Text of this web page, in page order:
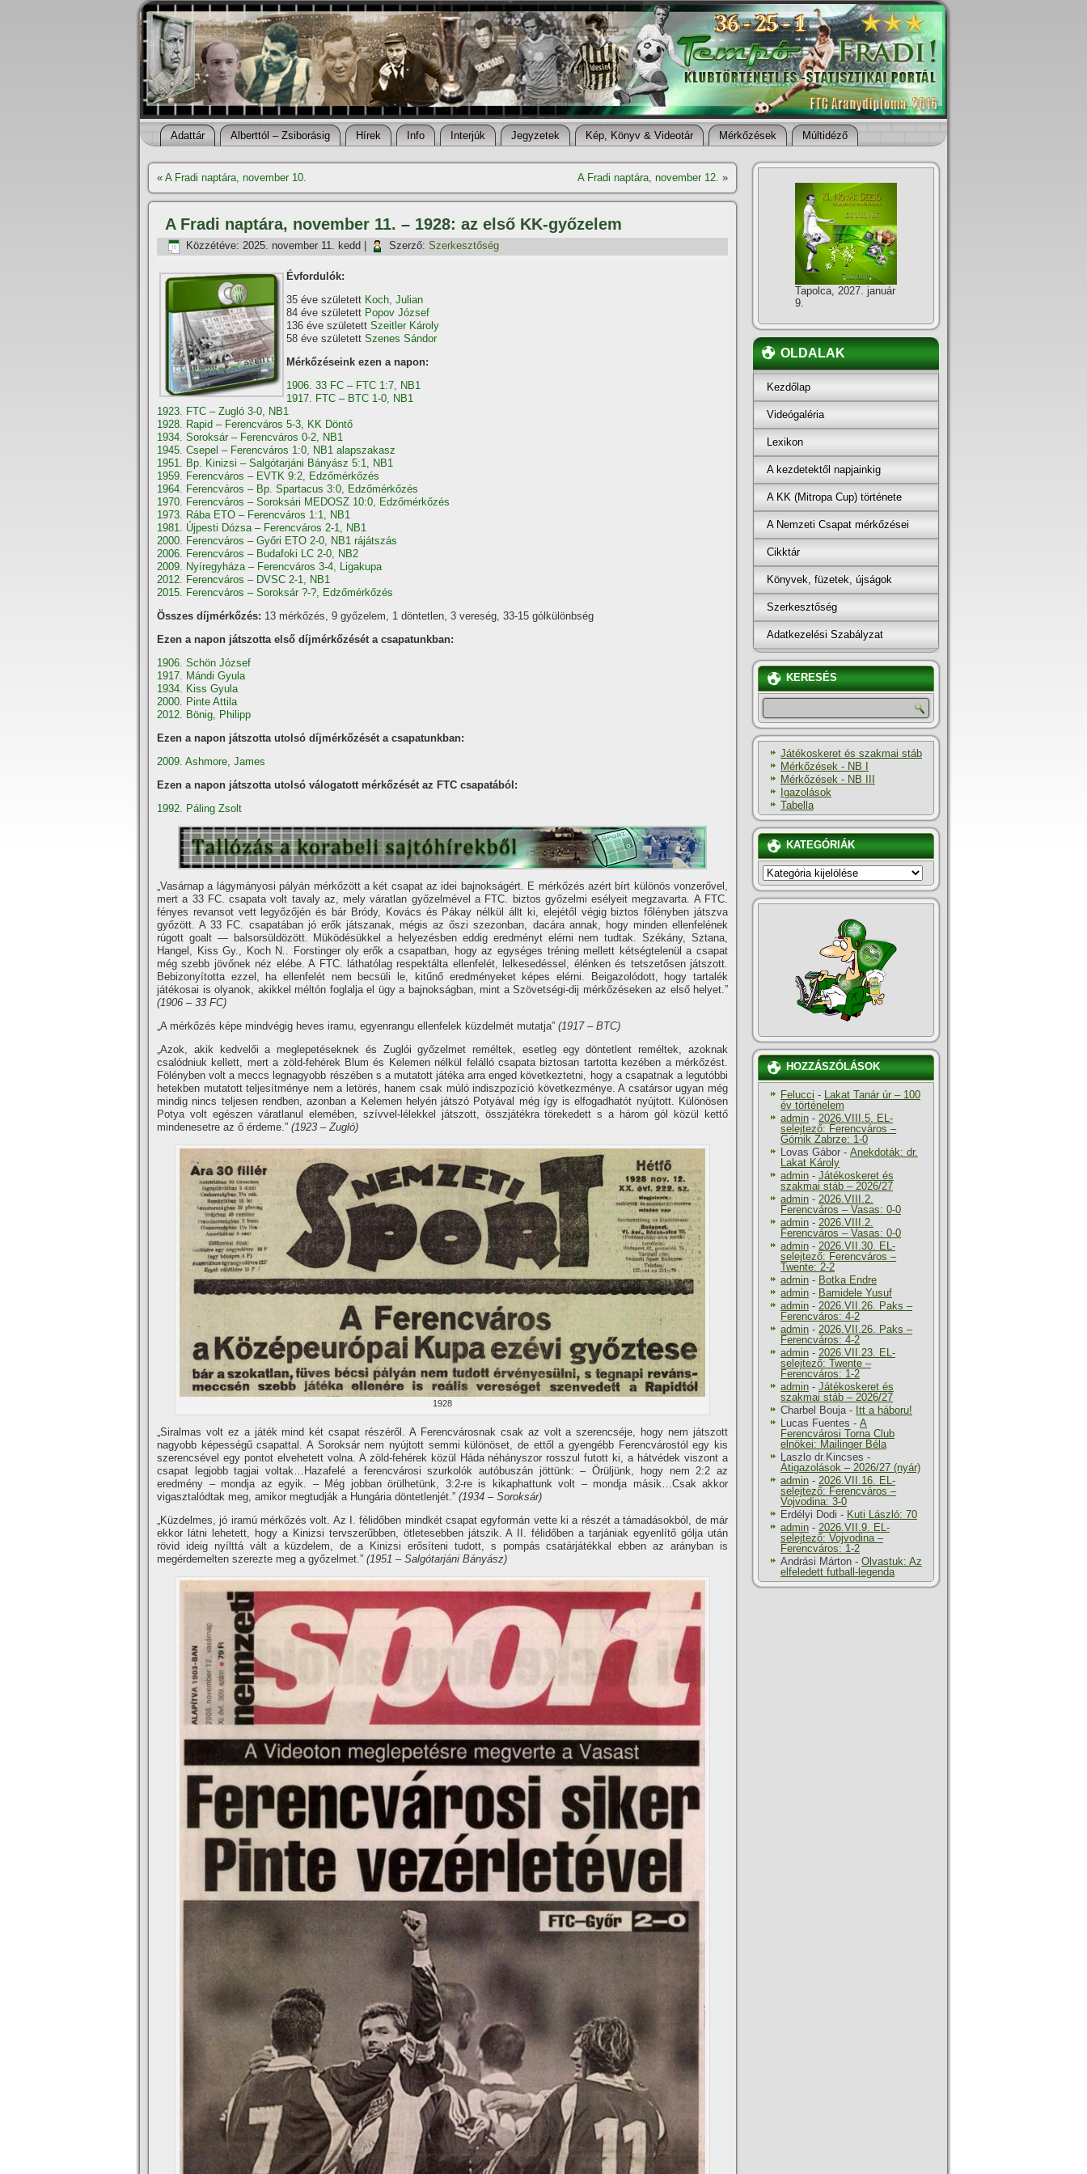
Adattár Alberttól – Zsiborásig Hí­rek Info Interjúk Jegyzetek Kép, Könyv & Videotár Mérkőzések Múltidéző
« A Fradi naptára, november 10. A Fradi naptára, november 12. »
A Fradi naptára, november 11. – 1928: az első KK-győzelem
Közzétéve: 2025. november 11. kedd Szerző: Szerkesztőség
Évfordulók:
35 éve született Koch, Julian
84 éve született Popov József
136 éve született Szeitler Károly
58 éve született Szenes Sándor
Mérkőzéseink ezen a napon:
1906. 33 FC – FTC 1:7, NB1
1917. FTC – BTC 1-0, NB1
1923. FTC – Zugló 3-0, NB1
1928. Rapid – Ferencváros 5-3, KK Döntő
1934. Soroksár – Ferencváros 0-2, NB1
1945. Csepel – Ferencváros 1:0, NB1 alapszakasz
1951. Bp. Kinizsi – Salgótarjáni Bányász 5:1, NB1
1959. Ferencváros – EVTK 9:2, Edzőmérkőzés
1964. Ferencváros – Bp. Spartacus 3:0, Edzőmérkőzés
1970. Ferencváros – Soroksári MEDOSZ 10:0, Edzőmérkőzés
1973. Rába ETO – Ferencváros 1:1, NB1
1981. Újpesti Dózsa – Ferencváros 2-1, NB1
2000. Ferencváros – Győri ETO 2-0, NB1 rájátszás
2006. Ferencváros – Budafoki LC 2-0, NB2
2009. Nyíregyháza – Ferencváros 3-4, Ligakupa
2012. Ferencváros – DVSC 2-1, NB1
2015. Ferencváros – Soroksár ?-?, Edzőmérkőzés
Összes díjmérkőzés: 13 mérkőzés, 9 győzelem, 1 döntetlen, 3 vereség, 33-15 gólkülönbség
Ezen a napon játszotta első díjmérkőzését a csapatunkban:
1906. Schön József
1917. Mándi Gyula
1934. Kiss Gyula
2000. Pinte Attila
2012. Bönig, Philipp
Ezen a napon játszotta utolsó díjmérkőzését a csapatunkban:
2009. Ashmore, James
Ezen a napon játszotta utolsó válogatott mérkőzését az FTC csapatából:
1992. Páling Zsolt
„Vasárnap a lágymányosi pályán mérkőzött a két csapat az idei bajnokságért. E mérkőzés azért bí­rt különös vonzerővel,
mert a 33 FC. csapata volt tavaly az, mely váratlan győzelmével a FTC. biztos győzelmi esélyeit megzavarta. A FTC.
fényes revansot vett legyőzőjén és bár Bródy, Kovács és Pákay nélkül állt ki, elejétől végig biztos főlényben játszva
győzött. A 33 FC. csapatában jó erők játszanak, mégis az őszi szezonban, dacára annak, hogy minden ellenfelének
rúgott goalt — balsorsüldözött. Müködésükkel a helyezésben eddig eredményt elérni nem tudtak. Székány, Sztana,
Hangel, Kiss Gy., Koch N.. Forstinger oly erők a csapatban, hogy az egységes tréning mellett kétségtelenül a csapat
még szebb jövőnek néz elébe. A FTC. láthatólag respektálta ellenfelét, lelkesedéssel, élénken és tetszetősen játszott.
Bebizonyí­totta ezzel, ha ellenfelét nem becsüli le, kitűnő eredményeket képes elérni. Beigazolódott, hogy tartalék
játékosai is olyanok, akikkel méltón foglalja el ügy a bajnokságban, mint a Szövetségi-dij mérkőzéseken az első helyet.”
(1906 – 33 FC)
„A mérkőzés képe mindvégig heves iramu, egyenrangu ellenfelek küzdelmét mutatja” (1917 – BTC)
„Azok, akik kedvelői a meglepetéseknek és Zuglói győzelmet reméltek, esetleg egy döntetlent reméltek, azoknak
csalódniuk kellett, mert a zöld-fehérek Blum és Kelemen nélkül felálló csapata biztosan tartotta kezében a mérkőzést.
Fölényben volt a meccs legnagyobb részében s a mutatott játéka arra enged következtetni, hogy a csapatnak a legutóbbi
hetekben mutatott teljesí­tménye nem a letörés, hanem csak múló indiszpozí­ció következménye. A csatársor ugyan még
mindig nincs teljesen rendben, azonban a Kelemen helyén játszó Potyával még í­gy is elfogadhatót nyújtott. Különösen
Potya volt egészen váratlanul elemében, szí­vvel-lélekkel játszott, összjátékra törekedett s a három gól közül kettő
mindenesetre az ő érdeme.” (1923 – Zugló)
1928
„Siralmas volt ez a játék mind két csapat részéről. A Ferencvárosnak csak az volt a szerencséje, hogy nem játszott
nagyobb képességű csapattal. A Soroksár nem nyújtott semmi különöset, de ettől a gyengébb Ferencvárostól egy kis
szerencsével egy pontot elvehetett volna. A zöld-fehérek közül Háda néhányszor rosszul futott ki, a hátvédek viszont a
csapat legjobb tagjai voltak…Hazafelé a ferencvárosi szurkolók autóbuszán jöttünk: – Örüljünk, hogy nem 2:2 az
eredmény – mondja az egyik. – Még jobban örülhetünk, 3:2-re is kikaphattunk volt – mondja másik…Csak akkor
vigasztalódtak meg, amikor megtudják a Hungária döntetlenjét.” (1934 – Soroksár)
„Küzdelmes, jó iramú mérkőzés volt. Az I. félidőben mindkét csapat egyformán vette ki a részét a támadásokból, de már
ekkor látni lehetett, hogy a Kinizsi tervszerűbben, ötletesebben játszik. A II. félidőben a tarjániak egyenlí­tő gólja után
rövid ideig nyí­lttá vált a küzdelem, de a Kinizsi erősí­teni tudott, s pompás csatárjátékkal ebben az arányban is
megérdemelten szerezte meg a győzelmet.” (1951 – Salgótarjáni Bányász)
Tapolca, 2027. január
9.
OLDALAK
Kezdőlap
Videógaléria
Lexikon
A kezdetektől napjainkig
A KK (Mitropa Cup) története
A Nemzeti Csapat mérkőzései
Cikktár
Könyvek, füzetek, újságok
Szerkesztőség
Adatkezelési Szabályzat
KERESÉS
Játékoskeret és szakmai stáb
Mérkőzések - NB I
Mérkőzések - NB III
Igazolások
Tabella
KATEGÓRIÁK
KATEGÓRIÁK
HOZZÁSZÓLÁSOK
Felucci - Lakat Tanár úr – 100
év történelem
admin - 2026.VIII.5. EL-
selejtező: Ferencváros –
Górnik Zabrze: 1-0
Lovas Gábor - Anekdoták: dr.
Lakat Károly
admin - Játékoskeret és
szakmai stáb – 2026/27
admin - 2026.VIII.2.
Ferencváros – Vasas: 0-0
admin - 2026.VIII.2.
Ferencváros – Vasas: 0-0
admin - 2026.VII.30. EL-
selejtező: Ferencváros –
Twente: 2-2
admin - Botka Endre
admin - Bamidele Yusuf
admin - 2026.VII.26. Paks –
Ferencváros: 4-2
admin - 2026.VII.26. Paks –
Ferencváros: 4-2
admin - 2026.VII.23. EL-
selejtező: Twente –
Ferencváros: 1-2
admin - Játékoskeret és
szakmai stáb – 2026/27
Charbel Bouja- Itt a háboru!
Lucas Fuentes - A
Ferencvárosi Torna Club
elnökei: Mailinger Béla
Laszlo dr.Kincses -
Átigazolások – 2026/27 (nyár)
admin - 2026.VII.16. EL-
selejtező: Ferencváros –
Vojvodina: 3-0
Erdélyi Dodi - Kuti László: 70
admin - 2026.VII.9. EL-
selejtező: Vojvodina –
Ferencváros: 1-2
Andrási Márton - Olvastuk: Az
elfeledett futball-legenda